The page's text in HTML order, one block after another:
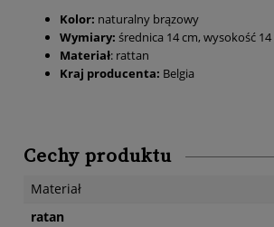
Kolor: naturalny brązowy
Wymiary: średnica 14 cm, wysokość 14
Materiał: rattan
Kraj producenta: Belgia
Cechy produktu
Materiał
ratan